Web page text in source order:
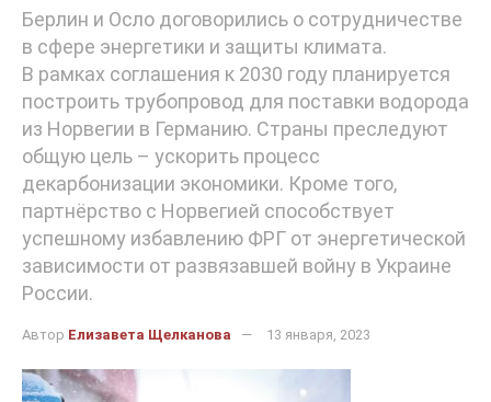
Берлин и Осло договорились о сотрудничестве
в сфере энергетики и защиты климата.
В рамках соглашения к 2030 году планируется
построить трубопровод для поставки водорода
из Норвегии в Германию. Страны преследуют
общую цель – ускорить процесс
декарбонизации экономики. Кроме того,
партнёрство с Норвегией способствует
успешному избавлению ФРГ от энергетической
зависимости от развязавшей войну в Украине
России.
Автор Елизавета Щелканова 13 января, 2023